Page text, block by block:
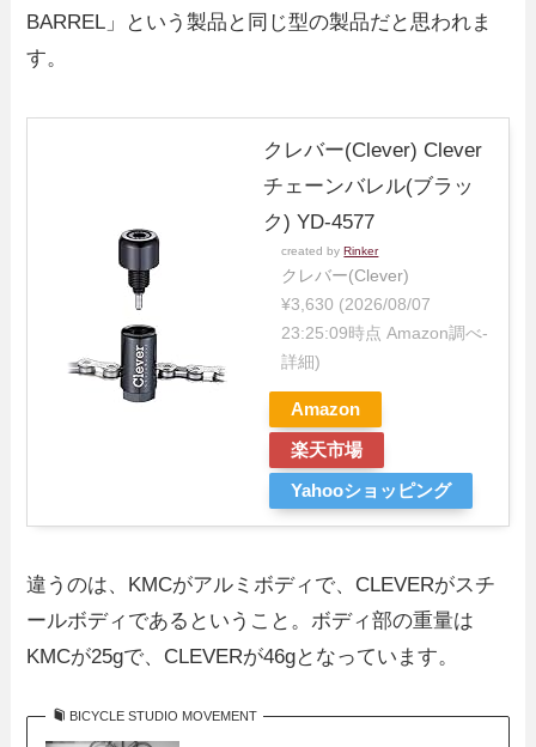
BARREL」という製品と同じ型の製品だと思われま
す。
クレバー(Clever) Clever
チェーンバレル(ブラッ
ク) YD-4577
created byRinker
クレバー(Clever)
¥3,630 (2026/08/07
23:25:09時点 Amazon調べ-
詳細)
Amazon
楽天市場
Yahooショッピング
違うのは、KMCがアルミボディで、CLEVERがスチ
ールボディであるということ。ボディ部の重量は
KMCが25gで、CLEVERが46gとなっています。
BICYCLE STUDIO MOVEMENT